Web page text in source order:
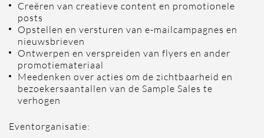
Creëren van creatieve content en promotionele
posts
Opstellen en versturen van e-mailcampagnes en
nieuwsbrieven
Ontwerpen en verspreiden van flyers en ander
promotiemateriaal
Meedenken over acties om de zichtbaarheid en
bezoekersaantallen van de Sample Sales te
verhogen
Eventorganisatie: